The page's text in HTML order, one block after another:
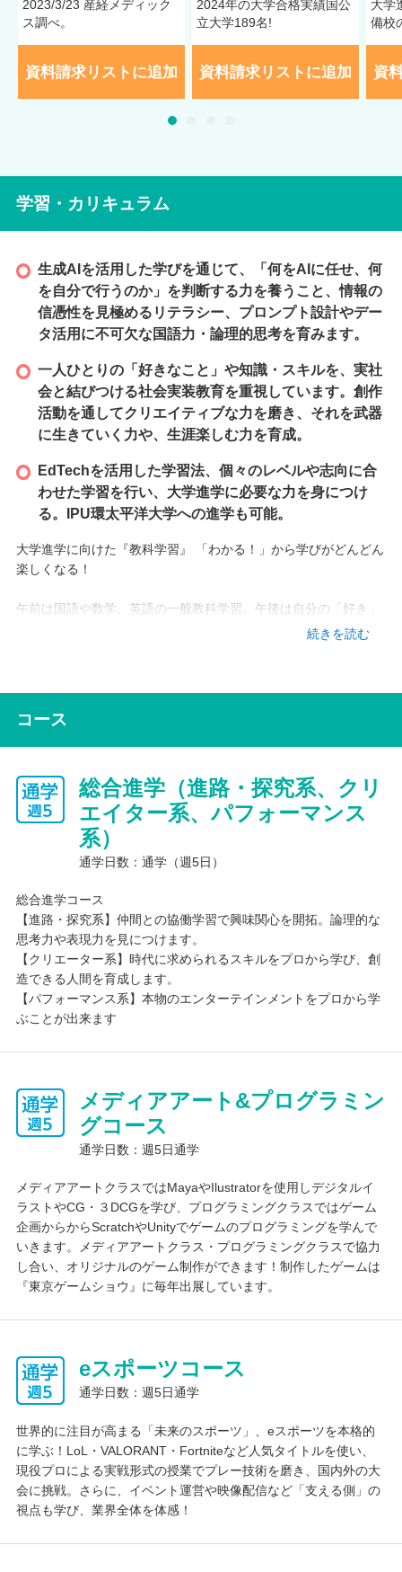
2023/3/23 産経メディック
ス調べ。
資料請求リストに追加
2024年の大学合格実績国公
立大学189名!
資料請求リストに追加
大学
備校
資
学習・カリキュラム
生成AIを活用した学びを通じて、「何をAIに任せ、何
を自分で行うのか」を判断する力を養うこと、情報の
信憑性を見極めるリテラシー、プロンプト設計やデー
タ活用に不可欠な国語力・論理的思考を育みます。
一人ひとりの「好きなこと」や知識・スキルを、実社
会と結びつける社会実装教育を重視しています。創作
活動を通してクリエイティブな力を磨き、それを武器
に生きていく力や、生涯楽しむ力を育成。
EdTechを活用した学習法、個々のレベルや志向に合
わせた学習を行い、大学進学に必要な力を身につけ
る。IPU環太平洋大学への進学も可能。
大学進学に向けた『教科学習』 「わかる！」から学びがどんどん
楽しくなる！
午前は国語や数学、英語の一般教科学習。午後は自分の「好き」
や「得意」にとことん取り組む時間が週20時間以上！自分自身の
「一人ひとりに最適な学び」と「仲間と協働する学び」を両輪と
する21世紀型育に取り組んでいます。
インターネット学習
一人ひとりの進度に応じた学びを提供するために、CLARK NEXT
ではEdTechの活用を推進。独自のWeb学習システムとして「クラ
ークWebキャンパス」を開発し、学びの個別最適化を目指してい
続きを読む
コース
総合進学（進路・探究系、クリ
エイター系、パフォーマンス
系）
通学日数：通学（週5日）
総合進学コース
【進路・探究系】仲間との協働学習で興味関心を開拓。論理的な
思考力や表現力を見につけます。
【クリエーター系】時代に求められるスキルをプロから学び、創
造できる人間を育成します。
【パフォーマンス系】本物のエンターテインメントをプロから学
ぶことが出来ます
メディアアート&プログラミン
グコース
通学日数：週5日通学
メディアアートクラスではMayaやIlustratorを使用しデジタルイ
ラストやCG・３DCGを学び、プログラミングクラスではゲーム
企画からからScratchやUnityでゲームのプログラミングを学んで
いきます。メディアアートクラス・プログラミングクラスで協力
し合い、オリジナルのゲーム制作ができます！制作したゲームは
『東京ゲームショウ』に毎年出展しています。
eスポーツコース
通学日数：週5日通学
世界的に注目が高まる「未来のスポーツ」、eスポーツを本格的
に学ぶ！LoL・VALORANT・Fortniteなど人気タイトルを使い、
現役プロによる実戦形式の授業でプレー技術を磨き、国内外の大
会に挑戦。さらに、イベント運営や映像配信など「支える側」の
視点も学び、業界全体を体感！